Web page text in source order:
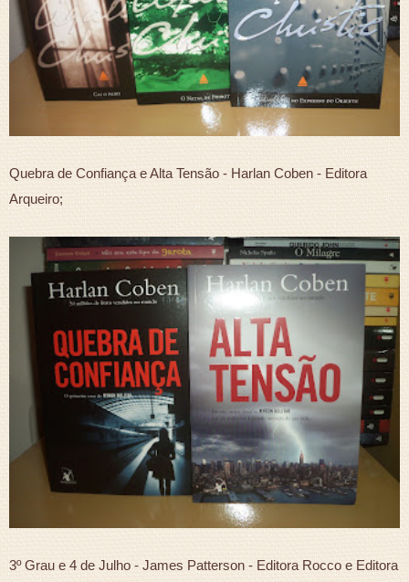
Quebra de Confiança e Alta Tensão - Harlan Coben - Editora
Arqueiro;
3º Grau e 4 de Julho - James Patterson - Editora Rocco e Editora